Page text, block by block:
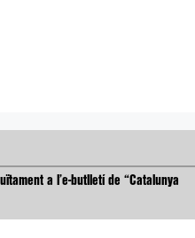
a l’e-butlletí de “Catalunya